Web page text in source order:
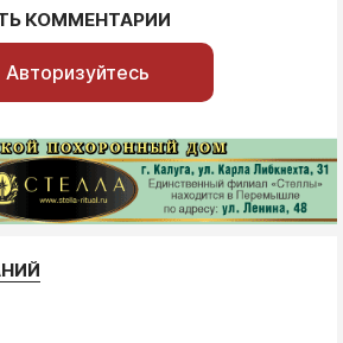
КОММЕНТАРИИ
Авторизуйтесь